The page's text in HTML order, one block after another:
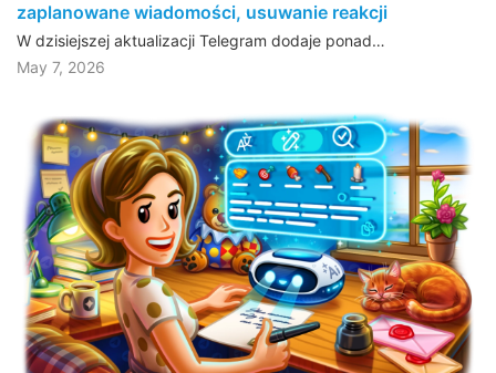
zaplanowane wiadomości, usuwanie reakcji
W dzisiejszej aktualizacji Telegram dodaje ponad…
May 7, 2026